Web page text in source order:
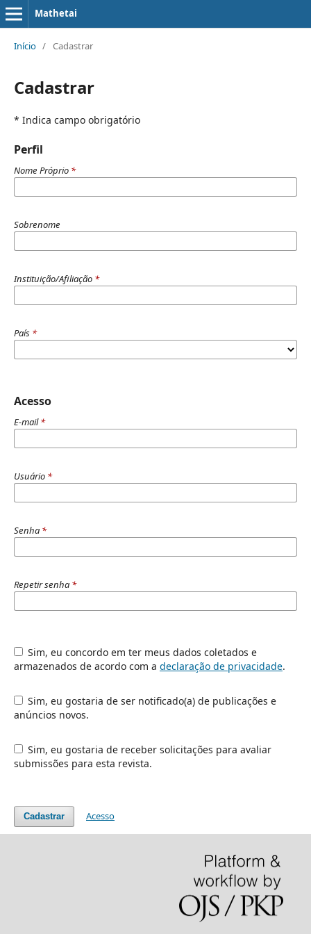
Mathetai
Início / Cadastrar
Cadastrar
* Indica campo obrigatório
Perfil
Nome Próprio *
Sobrenome
Instituição/Afiliação *
País *
Acesso
E-mail*
Usuário *
Senha *
Repetir senha *
Sim, eu concordo em ter meus dados coletados e
armazenados de acordo com a declaração de privacidade.
Sim, eu gostaria de ser notificado(a) de publicações e
anúncios novos.
Sim, eu gostaria de receber solicitações para avaliar
submissões para esta revista.
Cadastrar Acesso